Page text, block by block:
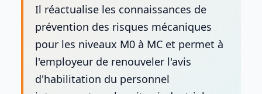
Il réactualise les connaissances de
prévention des risques mécaniques
pour les niveaux M0 à MC et permet à
l'employeur de renouveler l'avis
d'habilitation du personnel